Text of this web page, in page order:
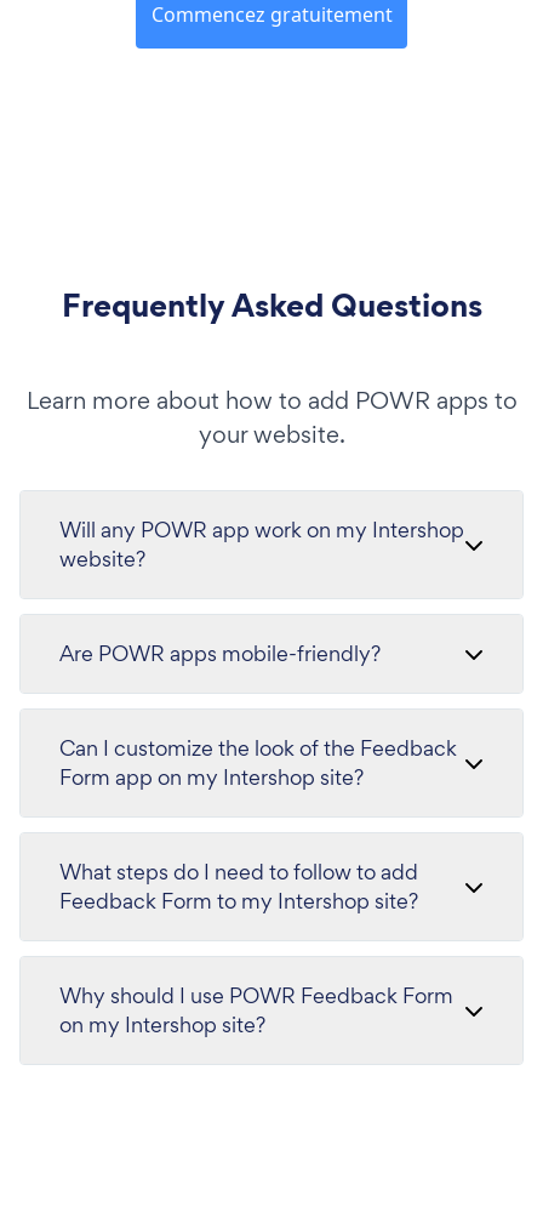
Commencez gratuitement
Frequently Asked Questions
Learn more about how to add POWR apps to
your website.
Will any POWR app work on my Intershop
website?
Are POWR apps mobile-friendly?
Can I customize the look of the Feedback
Form app on my Intershop site?
What steps do I need to follow to add
Feedback Form to my Intershop site?
Why should I use POWR Feedback Form
on my Intershop site?